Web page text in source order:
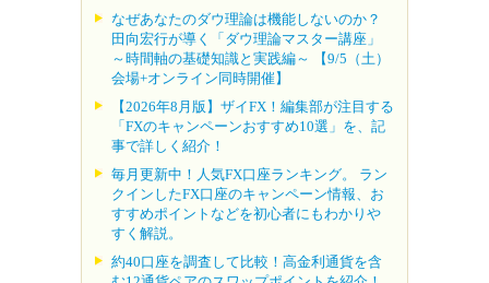
なぜあなたのダウ理論は機能しないのか？
田向宏行が導く「ダウ理論マスター講座」
～時間軸の基礎知識と実践編～ 【9/5（土）
会場+オンライン同時開催】
【2026年8月版】ザイFX！編集部が注目する
「FXのキャンペーンおすすめ10選」を、記
事で詳しく紹介！
毎月更新中！人気FX口座ランキング。 ラン
クインしたFX口座のキャンペーン情報、お
すすめポイントなどを初心者にもわかりや
すく解説。
約40口座を調査して比較！高金利通貨を含